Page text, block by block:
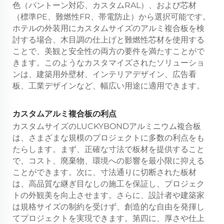
色（パントーン対応、カスタムRAL）、および芯材
（標準PE、難燃性FR、帯電防止）から選択可能です。
ホテルの外装用にカスタムサイズのアルミ複合板を検
討する場合、木目調の仕上げと難燃性芯材を使用する
ことで、美観と安全性の両方の要件を満たすことがで
きます。このようなカスタマイズされたソリューショ
ンは、建築用外壁材、インテリアデザイン、広告看
板、工業デザインなど、幅広い用途に適用できます。
カスタムアルミ複合板の利点
カスタムサイズのLUCKYBONDアルミニウム複合板
は、さまざまな規模のプロジェクトに多数の利点をも
たらします。まず、正確な寸法で板材を提供すること
で、コスト、廃棄物、環境への影響を最小限に抑える
ことができます。次に、寸法通りに切断された板材
は、高品質な継ぎ目なしの施工を保証し、プロジェク
トの外観美を向上させます。さらに、設計者や建築家
は規格サイズの制約を受けず、創造的な自由を発揮し
てプロジェクトを実現できます。第四に、厚さや仕上